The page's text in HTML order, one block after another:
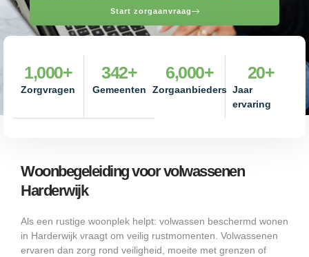
Start zorgaanvraag
Zorgvragen
1,000+
Gemeenten
342+
Zorgaanbieders
6,000+
Jaar
ervaring
20+
Woonbegeleiding voor volwassenen
Harderwijk
Als een rustige woonplek helpt: volwassen beschermd wonen
in Harderwijk vraagt om veilig rustmomenten. Volwassenen
ervaren dan zorg rond veiligheid, moeite met grenzen of